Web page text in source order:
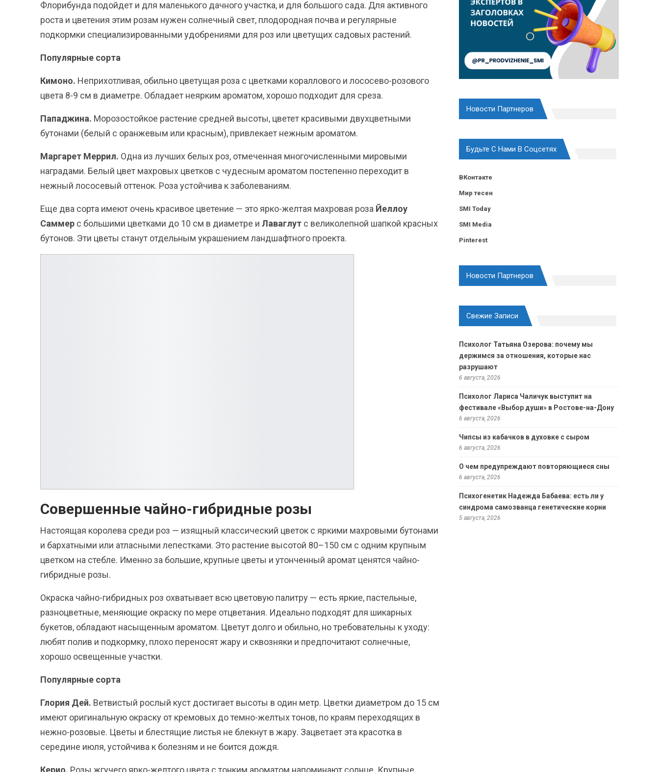
Флорибунда подойдет и для маленького дачного участка, и для большого сада. Для активного
роста и цветения этим розам нужен солнечный свет, плодородная почва и регулярные
подкормки специализированными удобрениями для роз или цветущих садовых растений.
Популярные сорта
Кимоно. Неприхотливая, обильно цветущая роза с цветками кораллового и лососево-розового
цвета 8-9 см в диаметре. Обладает неярким ароматом, хорошо подходит для среза.
Пападжина. Морозостойкое растение средней высоты, цветет красивыми двухцветными
бутонами (белый с оранжевым или красным), привлекает нежным ароматом.
Маргарет Меррил. Одна из лучших белых роз, отмеченная многочисленными мировыми
наградами. Белый цвет махровых цветков с чудесным ароматом постепенно переходит в
нежный лососевый оттенок. Роза устойчива к заболеваниям.
Еще два сорта имеют очень красивое цветение — это ярко-желтая махровая роза Йеллоу
Саммер с большими цветками до 10 см в диаметре и Лаваглут с великолепной шапкой красных
бутонов. Эти цветы станут отдельным украшением ландшафтного проекта.
Совершенные чайно-гибридные розы
Настоящая королева среди роз — изящный классический цветок с яркими махровыми бутонами
и бархатными или атласными лепестками. Это растение высотой 80–150 см с одним крупным
цветком на стебле. Именно за большие, крупные цветы и утонченный аромат ценятся чайно-
гибридные розы.
Окраска чайно-гибридных роз охватывает всю цветовую палитру — есть яркие, пастельные,
разноцветные, меняющие окраску по мере отцветания. Идеально подходят для шикарных
букетов, обладают насыщенным ароматом. Цветут долго и обильно, но требовательны к уходу:
любят полив и подкормку, плохо переносят жару и сквозняки и предпочитают солнечные,
хорошо освещенные участки.
Популярные сорта
Глория Дей. Ветвистый рослый куст достигает высоты в один метр. Цветки диаметром до 15 см
имеют оригинальную окраску от кремовых до темно-желтых тонов, по краям переходящих в
нежно-розовые. Цветы и блестящие листья не блекнут в жару. Зацветает эта красотка в
середине июля, устойчива к болезням и не боится дождя.
Керио. Розы жгучего ярко-желтого цвета с тонким ароматом напоминают солнце. Крупные
Новости Партнеров
Будьте С Нами В Соцсетях
ВКонтакте
Мир тесен
SMI Today
SMI Media
Pinterest
Новости Партнеров
Свежие Записи
Психолог Татьяна Озерова: почему мы
держимся за отношения, которые нас
разрушают
6 августа, 2026
Психолог Лариса Чаличук выступит на
фестивале «Выбор души» в Ростове-на-Дону
6 августа, 2026
Чипсы из кабачков в духовке с сыром
6 августа, 2026
О чем предупреждают повторяющиеся сны
6 августа, 2026
Психогенетик Надежда Бабаева: есть ли у
синдрома самозванца генетические корни
5 августа, 2026